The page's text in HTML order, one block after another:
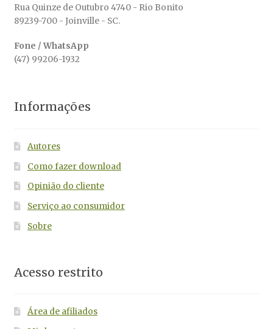
Rua Quinze de Outubro 4740 - Rio Bonito
89239-700 - Joinville - SC.
Fone / WhatsApp
(47) 99206-1932
Informações
Autores
Como fazer download
Opinião do cliente
Serviço ao consumidor
Sobre
Acesso restrito
Área de afiliados